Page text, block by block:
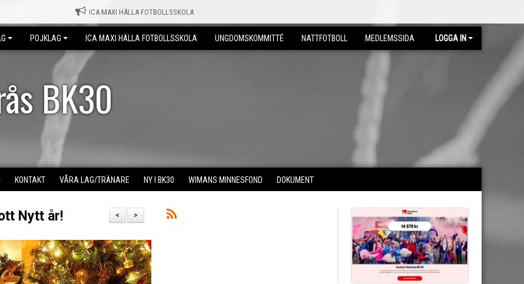
ICA MAXI HÄLLA FOTBOLLSSKOLA
POJKLAG ICA MAXI HÄLLA FOTBOLLSSKOLA UNGDOMSKOMMITTÉ NATTFOTBOLL MEDLEMSSIDA LOGGA IN
BK30
KONTAKT VÅRA LAG/TRÄNARE NY I BK30 WIMANS MINNESFOND DOKUMENT
>
<
Nytt år!